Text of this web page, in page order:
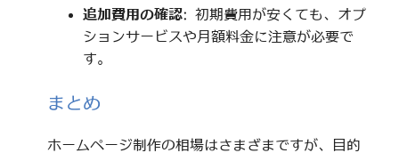
追加費用の確認: 初期費用が安くても、オプ
ションサービスや月額料金に注意が必要で
す。
まとめ
ホームページ制作の相場はさまざまですが、目的